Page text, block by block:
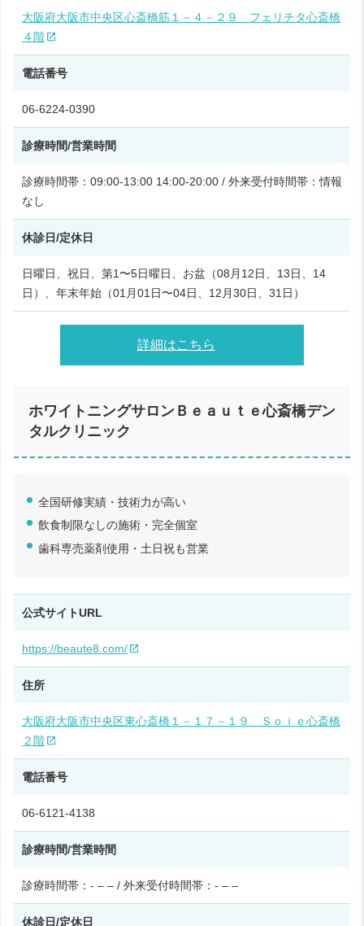
大阪府大阪市中央区心斎橋筋１－４－２９ フェリチタ心斎橋
４階
電話番号
06-6224-0390
診療時間/営業時間
診療時間帯：09:00-13:00 14:00-20:00 / 外来受付時間帯：情報
なし
休診日/定休日
日曜日、祝日、第1〜5日曜日、お盆（08月12日、13日、14
日）、年末年始（01月01日〜04日、12月30日、31日）
詳細はこちら
ホワイトニングサロンＢｅａｕｔｅ心斎橋デン
タルクリニック
全国研修実績・技術力が高い
飲食制限なしの施術・完全個室
歯科専売薬剤使用・土日祝も営業
公式サイトURL
https://beaute8.com/
住所
大阪府大阪市中央区東心斎橋１－１７－１９ Ｓｏｉｅ心斎橋
２階
電話番号
06-6121-4138
診療時間/営業時間
診療時間帯：- – – / 外来受付時間帯：- – –
休診日/定休日